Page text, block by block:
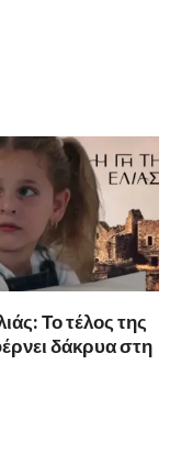
Το τέλος της
δάκρυα στη